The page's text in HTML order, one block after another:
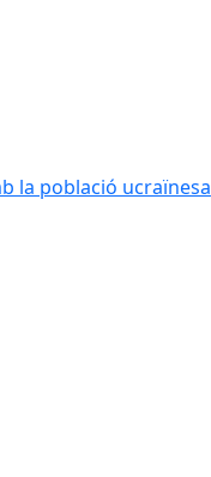
la població ucraïnesa